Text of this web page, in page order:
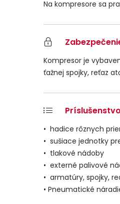
Na kompresore sa
Kompresor je
ťažnej spojky, reťaz
Príslušenstvo
• hadice rôznych
• sušiace jednotky
• tlakové nádoby
• externé palivové
• armatúry, spojky,
• Pneumatické